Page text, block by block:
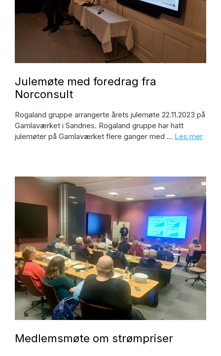
Julemøte med foredrag fra
Norconsult
Rogaland gruppe arrangerte årets julemøte 22.11.2023 på
Gamlaværket i Sandnes. Rogaland gruppe har hatt
julemøter på Gamlaværket flere ganger med … Les mer
Medlemsmøte om strømpriser